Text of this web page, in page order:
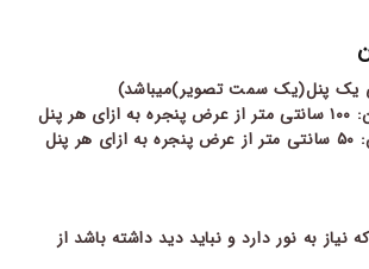
یک پنل(یک سمت تصویر)میباشد)
به نور دارد و نباید دید داشته باشد از